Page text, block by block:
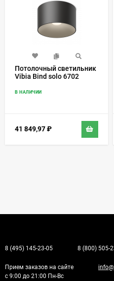
Потолочный светильник
Vibia Bind solo 6702
В НАЛИЧИИ
41 849,97₽
8 (495) 145-23-05 8 (800) 505-
Прием заказов на сайте
с 9:00 до 21:00 Пн-Вс